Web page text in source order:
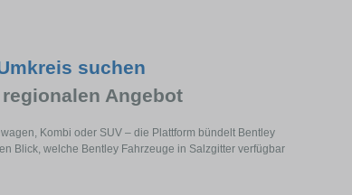
suchen
Angebot
Kombi oder SUV – die Plattform bündelt Bentley
Blick, welche Bentley Fahrzeuge in Salzgitter verfügbar